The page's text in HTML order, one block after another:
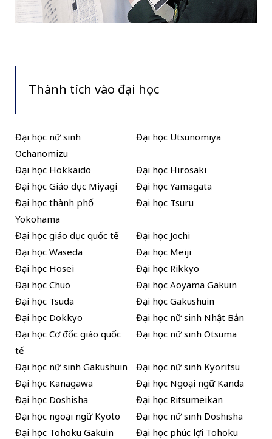
Thành tích vào đại học
Đại học nữ sinh
Ochanomizu
Đại học Utsunomiya
Đại học Hokkaido
Đại học Hirosaki
Đại học Giáo dục Miyagi
Đại học Yamagata
Đại học thành phố
Yokohama
Đại học Tsuru
Đại học giáo dục quốc tế
Đại học Jochi
Đại học Waseda
Đại học Meiji
Đại học Hosei
Đại học Rikkyo
Đại học Chuo
Đại học Aoyama Gakuin
Đại học Tsuda
Đại học Gakushuin
Đại học Dokkyo
Đại học nữ sinh Nhật Bản
Đại học Cơ đốc giáo quốc
tế
Đại học nữ sinh Otsuma
Đại học nữ sinh Gakushuin
Đại học nữ sinh Kyoritsu
Đại học Kanagawa
Đại học Ngoại ngữ Kanda
Đại học Doshisha
Đại học Ritsumeikan
Đại học ngoại ngữ Kyoto
Đại học nữ sinh Doshisha
Đại học Tohoku Gakuin
Đại học phúc lợi Tohoku